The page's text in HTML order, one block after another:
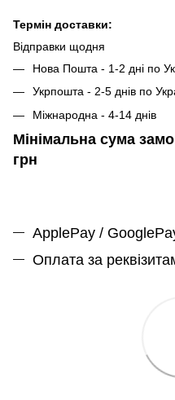
Термін доставки:
Відправки щодня
Нова Пошта - 1-2 дні по
Укрпошта - 2-5 днів по
Міжнародна - 4-14 днів
Мінімальна сума
грн
ApplePay /
Оплата за